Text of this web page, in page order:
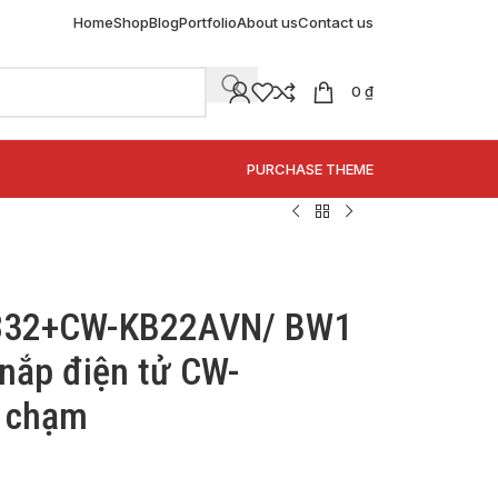
HomeShopBlogPortfolioAbout usContact us
0 ₫
PURCHASE THEME
KB22AVN/ BW1
điện tử CW-